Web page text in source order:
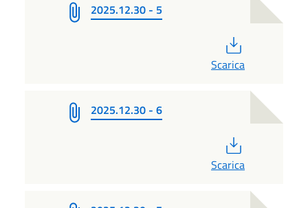
2025.12.30 - 5
Scarica
2025.12.30 - 6
Scarica